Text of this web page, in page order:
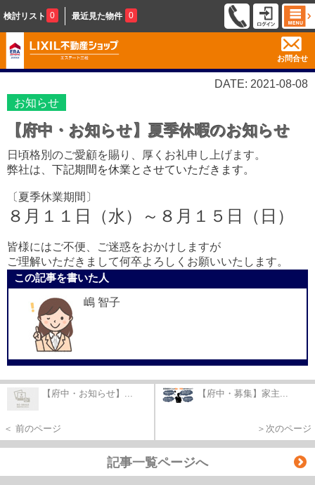
検討リスト 0 最近見た物件 0
お問合せ
DATE: 2021-08-08
お知らせ
【府中・お知らせ】夏季休暇のお知らせ
日頃格別のご愛顧を賜り、厚くお礼申し上げます。
弊社は、 下記期間を休業とさせていただきます。
〔夏季休業期間〕
８月１１日（水）～８月１５日（日）
皆様にはご不便、ご迷惑をおかけしますが
ご理解いただきまして何卒よろしくお願いいたします。
この記事を書いた人
嶋 智子
【府中・お知らせ】...
＜ 前のページ
【府中・募集】家主...
＞次のページ
記事一覧ページへ